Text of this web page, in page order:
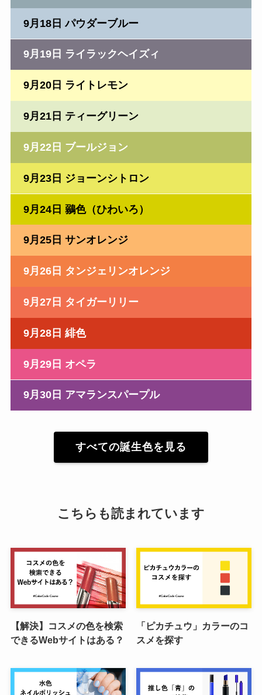
9月18日 パウダーブルー
9月19日 ライラックヘイズィ
9月20日 ライトレモン
9月21日 ティーグリーン
9月22日 ブールジョン
9月23日 ジョーンシトロン
9月24日 鶸色（ひわいろ）
9月25日 サンオレンジ
9月26日 タンジェリンオレンジ
9月27日 タイガーリリー
9月28日 緋色
9月29日 オペラ
9月30日 アマランスパープル
すべての誕生色を見る
こちらも読まれています
【解決】コスメの色を検索
できるWebサイトはある？
「ピカチュウ」カラーのコ
スメを探す